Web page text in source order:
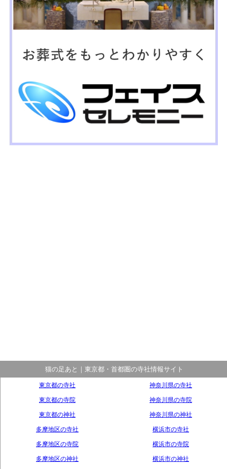
猫の足あと｜東京都・首都圏の寺社情報サイト
東京都の寺社
東京都の寺院
東京都の神社
多摩地区の寺社
多摩地区の寺院
多摩地区の神社
神奈川県の寺社
神奈川県の寺院
神奈川県の神社
横浜市の寺社
横浜市の寺院
横浜市の神社